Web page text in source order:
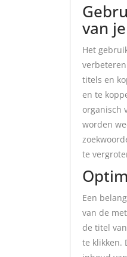
van
Het
titels en
en te
organisch
worden
te
Een
van de
de titel
te klikken.